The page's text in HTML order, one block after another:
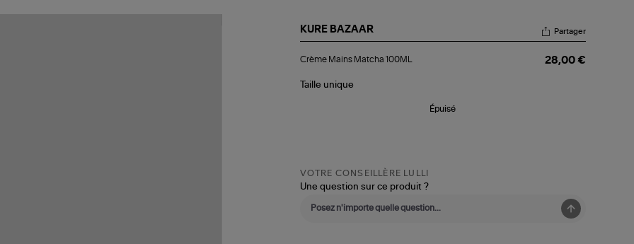
KURE BAZAAR
Mains
100ML
Partager
Crème Mains Matcha 100ML 28,00 €
Taille unique
Épuisé
VOTRE CONSEILLÈRE LULLI
Une question sur ce produit ?